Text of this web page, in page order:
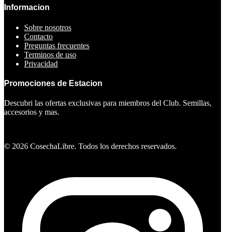
Informacion
Sobre nosotros
Contacto
Preguntas frecuentes
Terminos de uso
Privacidad
Promociones de Estacion
Descubri las ofertas exclusivas para miembros del Club. Semillas,
accesorios y mas.
© 2026 CosechaLibre. Todos los derechos reservados.